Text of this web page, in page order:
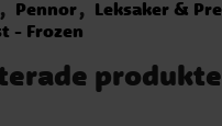
Pennor
Leksaker &
- Frozen